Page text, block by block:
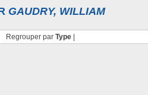
GAUDRY, WILLIAM
Regrouper par Type|